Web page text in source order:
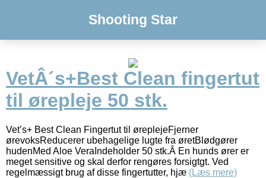
Shooting Star
VetÂ´s+Best Clean fingertut
til ørepleje 50 stk.
Vet’s+ Best Clean Fingertut til øreplejeFjerner
ørevoksReducerer ubehagelige lugte fra øretBlødgører
hudenMed Aloe VeraIndeholder 50 stk.Â En hunds ører er
meget sensitive og skal derfor rengøres forsigtgt. Ved
regelmæssigt brug af disse fingertutter, hjæ (Læs mere)